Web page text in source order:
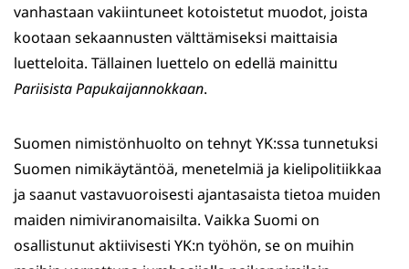
vanhastaan vakiintuneet kotoistetut muodot, joista
kootaan sekaannusten välttämiseksi maittaisia
luetteloita. Tällainen luettelo on edellä mainittu
Pariisista Papukaijannokkaan.
Suomen nimistönhuolto on tehnyt YK:ssa tunnetuksi
Suomen nimikäytäntöä, menetelmiä ja kielipolitiikkaa
ja saanut vastavuoroisesti ajantasaista tietoa muiden
maiden nimiviranomaisilta. Vaikka Suomi on
osallistunut aktiivisesti YK:n työhön, se on muihin